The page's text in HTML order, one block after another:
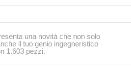
una novità che non solo
il tuo genio ingegneristico
1.603 pezzi.